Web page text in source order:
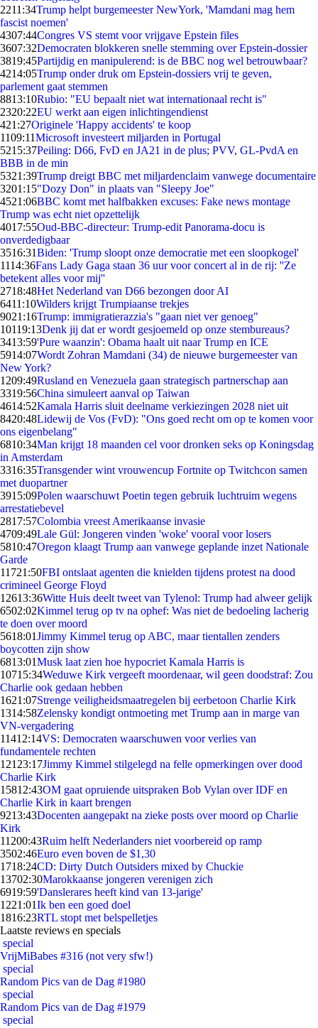
2211:34Trump helpt burgemeester NewYork, 'Mamdani mag hem
fascist noemen'
4307:44Congres VS stemt voor vrijgave Epstein files
3607:32Democraten blokkeren snelle stemming over Epstein-dossier
3819:45Partijdig en manipulerend: is de BBC nog wel betrouwbaar?
4214:05Trump onder druk om Epstein-dossiers vrij te geven,
parlement gaat stemmen
8813:10Rubio: "EU bepaalt niet wat internationaal recht is"
2320:22EU werkt aan eigen inlichtingendienst
421:27Originele 'Happy accidents' te koop
1109:11Microsoft investeert miljarden in Portugal
5215:37Peiling: D66, FvD en JA21 in de plus; PVV, GL-PvdA en
BBB in de min
5321:39Trump dreigt BBC met miljardenclaim vanwege documentaire
3201:15"Dozy Don" in plaats van "Sleepy Joe"
4521:06BBC komt met halfbakken excuses: Fake news montage
Trump was echt niet opzettelijk
4017:55Oud-BBC-directeur: Trump-edit Panorama-docu is
onverdedigbaar
3516:31Biden: 'Trump sloopt onze democratie met een sloopkogel'
1114:36Fans Lady Gaga staan 36 uur voor concert al in de rij: ''Ze
betekent alles voor mij''
2718:48Het Nederland van D66 bezongen door AI
6411:10Wilders krijgt Trumpiaanse trekjes
9021:16Trump: immigratierazzia's "gaan niet ver genoeg"
10119:13Denk jij dat er wordt gesjoemeld op onze stembureaus?
3413:59'Pure waanzin': Obama haalt uit naar Trump en ICE
5914:07Wordt Zohran Mamdani (34) de nieuwe burgemeester van
New York?
1209:49Rusland en Venezuela gaan strategisch partnerschap aan
3319:56China simuleert aanval op Taiwan
4614:52Kamala Harris sluit deelname verkiezingen 2028 niet uit
8420:48Lidewij de Vos (FvD): "Ons goed recht om op te komen voor
ons eigenbelang"
6810:34Man krijgt 18 maanden cel voor dronken seks op Koningsdag
in Amsterdam
3316:35Transgender wint vrouwencup Fortnite op Twitchcon samen
met duopartner
3915:09Polen waarschuwt Poetin tegen gebruik luchtruim wegens
arrestatiebevel
2817:57Colombia vreest Amerikaanse invasie
4709:49Lale Gül: Jongeren vinden 'woke' vooral voor losers
5810:47Oregon klaagt Trump aan vanwege geplande inzet Nationale
Garde
11721:50FBI ontslaat agenten die knielden tijdens protest na dood
crimineel George Floyd
12613:36Witte Huis deelt tweet van Tylenol: Trump had alweer gelijk
6502:02Kimmel terug op tv na ophef: Was niet de bedoeling lacherig
te doen over moord
5618:01Jimmy Kimmel terug op ABC, maar tientallen zenders
boycotten zijn show
6813:01Musk laat zien hoe hypocriet Kamala Harris is
10715:34Weduwe Kirk vergeeft moordenaar, wil geen doodstraf: Zou
Charlie ook gedaan hebben
1621:07Strenge veiligheidsmaatregelen bij eerbetoon Charlie Kirk
1314:58Zelensky kondigt ontmoeting met Trump aan in marge van
VN-vergadering
11412:14VS: Democraten waarschuwen voor verlies van
fundamentele rechten
121 23:17Jimmy Kimmel stilgelegd na felle opmerkingen over dood
Charlie Kirk
15812:43OM gaat opruiende uitspraken Bob Vylan over IDF en
Charlie Kirk in kaart brengen
9213:43Docenten aangepakt na zieke posts over moord op Charlie
Kirk
11200:43Ruim helft Nederlanders niet voorbereid op ramp
3502:46Euro even boven de $1,30
1718:24CD: Dirty Dutch Outsiders mixed by Chuckie
13702:30Marokkaanse jongeren verenigen zich
6919:59'Danslerares heeft kind van 13-jarige'
1221:01Ik ben een goed doel
1816:23RTL stopt met belspelletjes
Laatste reviews en specials
special
VrijMiBabes #316 (not very sfw!)
special
Random Pics van de Dag #1980
special
Random Pics van de Dag #1979
special